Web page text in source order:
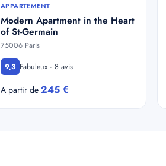
APPARTEMENT
Modern Apartment in the Heart
of St-Germain
75006 Paris
9,3 Fabuleux · 8 avis
A partir de 245 €